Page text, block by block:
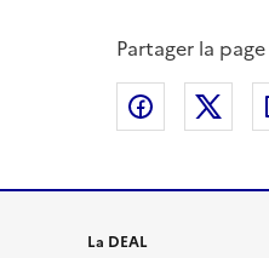
Partager la page
Partager
La DEAL